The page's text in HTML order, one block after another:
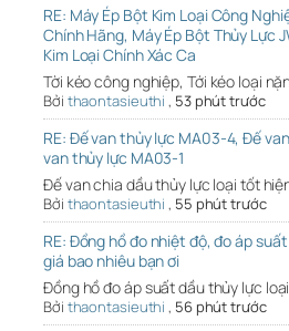
RE: Máy Ép Bột Kim Loại Công
Chính Hãng, Máy Ép Bột Thủy Lực
Kim Loại Chính Xác Ca
Tời kéo công nghiệp, Tới kéo loại
Bởi thaontasieuthi , 53 phút trước
RE: Đế van thủy lực MA03-4, Đế
van thủy lực MA03-1
Đế van chia dầu thủy lực loại tốt
Bởi thaontasieuthi , 55 phút trước
RE: Đồng hồ đo nhiệt độ, đo áp
giá bao nhiêu bạn ơi
Đồng hồ đo áp suất dầu thủy lực loại
Bởi thaontasieuthi , 56 phút trước